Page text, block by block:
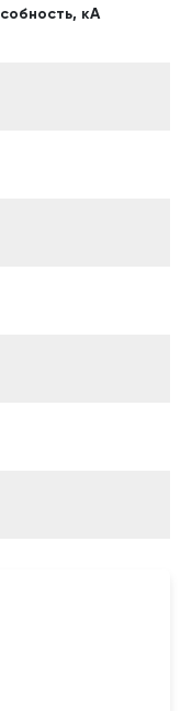
кА